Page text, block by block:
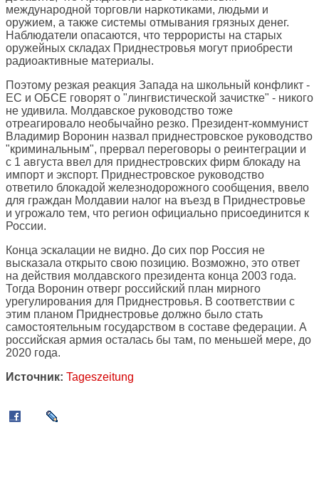
международной торговли наркотиками, людьми и
оружием, а также системы отмывания грязных денег.
Наблюдатели опасаются, что террористы на старых
оружейных складах Приднестровья могут приобрести
радиоактивные материалы.
Поэтому резкая реакция Запада на школьный конфликт -
ЕС и ОБСЕ говорят о "лингвистической зачистке" - никого
не удивила. Молдавское руководство тоже
отреагировало необычайно резко. Президент-коммунист
Владимир Воронин назвал приднестровское руководство
"криминальным", прервал переговоры о реинтеграции и
с 1 августа ввел для приднестровских фирм блокаду на
импорт и экспорт. Приднестровское руководство
ответило блокадой железнодорожного сообщения, ввело
для граждан Молдавии налог на въезд в Приднестровье
и угрожало тем, что регион официально присоединится к
России.
Конца эскалации не видно. До сих пор Россия не
высказала открыто свою позицию. Возможно, это ответ
на действия молдавского президента конца 2003 года.
Тогда Воронин отверг российский план мирного
урегулирования для Приднестровья. В соответствии с
этим планом Приднестровье должно было стать
самостоятельным государством в составе федерации. А
российская армия осталась бы там, по меньшей мере, до
2020 года.
Источник: Tageszeitung